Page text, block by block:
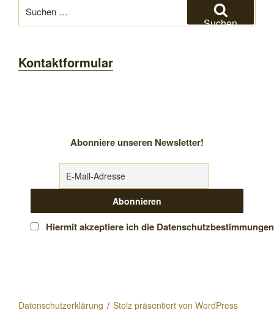
nach:
Suchen
Kontaktformular
Abonniere unseren Newsletter!
Hiermit akzeptiere ich die Datenschutzbestimmungen
Datenschutzerklärung Stolz präsentiert von WordPress